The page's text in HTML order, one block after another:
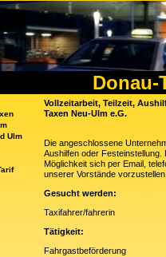
Donau-
Ulm
Vollzeitarbeit, Teilzeit,
Taxen Neu-Ulm e.G.
Die angeschlossene
Aushilfen oder
Möglichkeit sich per Email,
unserer Vorstände
Gesucht werden:
Taxifahrer/fahrerin
Tätigkeit:
Fahrgastbeförderung